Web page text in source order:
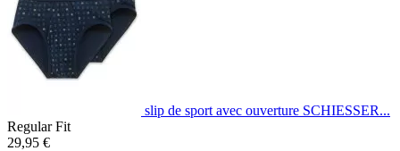
slip de sport avec ouverture SCHIESSER...
Regular Fit
29,95 €